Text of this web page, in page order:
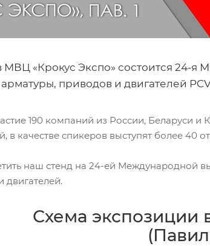
МВЦ «Крокус Экспо» состоится
приводов и двигателей
190 компаний из России, Беларуси
в качестве спикеров выступят более 40
наш стенд на 24-ей Международной
двигателей.
Схема экспозиции